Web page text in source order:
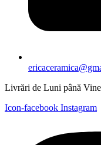
Livrări de Luni până
Icon-facebook Instagram